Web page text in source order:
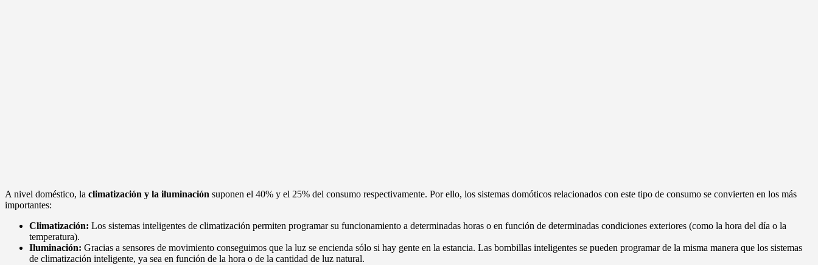
A nivel doméstico, la climatización y la iluminación suponen el 40% y el 25% del consumo respectivamente. Por ello, los sistemas domóticos relacionados con este tipo de consumo se convierten en los más
importantes:
Climatización: Los sistemas inteligentes de climatización permiten programar su funcionamiento a determinadas horas o en función de determinadas condiciones exteriores (como la hora del día o la
temperatura).
Iluminación: Gracias a sensores de movimiento conseguimos que la luz se encienda sólo si hay gente en la estancia. Las bombillas inteligentes se pueden programar de la misma manera que los sistemas
de climatización inteligente, ya sea en función de la hora o de la cantidad de luz natural.